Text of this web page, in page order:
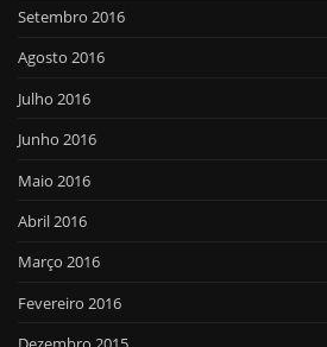
Setembro 2016
Agosto 2016
Julho 2016
Junho 2016
Maio 2016
Abril 2016
Março 2016
Fevereiro 2016